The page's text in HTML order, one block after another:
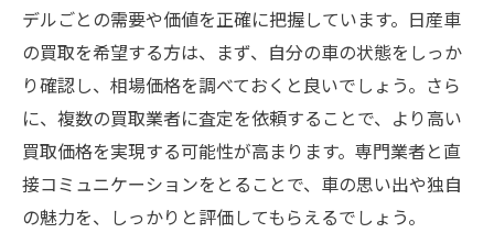
デルごとの需要や価値を正確に把握しています。日産車
の買取を希望する方は、まず、自分の車の状態をしっか
り確認し、相場価格を調べておくと良いでしょう。さら
に、複数の買取業者に査定を依頼することで、より高い
買取価格を実現する可能性が高まります。専門業者と直
接コミュニケーションをとることで、車の思い出や独自
の魅力を、しっかりと評価してもらえるでしょう。